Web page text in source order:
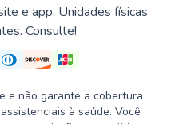
e app. Unidades físicas
Consulte!
e não garante a cobertura
à saúde. Você